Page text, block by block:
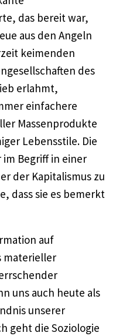
das bereit war,
aus den Angeln
keimenden
des
erlahmt,
einfachere
Massenprodukte
Lebensstile. Die
Begriff in einer
der Kapitalismus zu
dass sie es bemerkt
auf
materieller
uns auch heute als
unserer
geht die Soziologie